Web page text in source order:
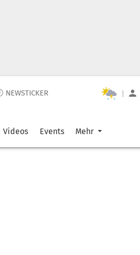
NEWSTICKER |
Videos Events Mehr